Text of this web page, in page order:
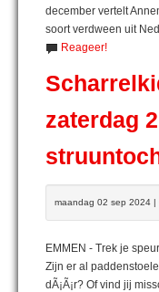
december vertelt
soort verdween uit
Reageer!
zaterdag
maandag 02 sep 2024 |
EMMEN - Trek je
Zijn er al
dÃ¡Ã¡r? Of vind jij